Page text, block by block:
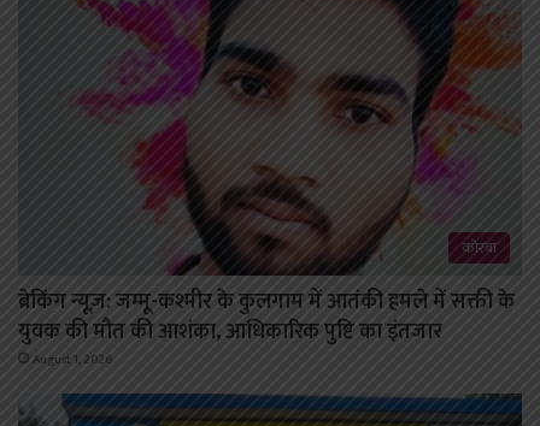
कोरबा
ब्रेकिंग न्यूज़: जम्मू-कश्मीर के कुलगाम में आतंकी हमले में सक्ती के
युवक की मौत की आशंका, आधिकारिक पुष्टि का इंतजार
August 1, 2026